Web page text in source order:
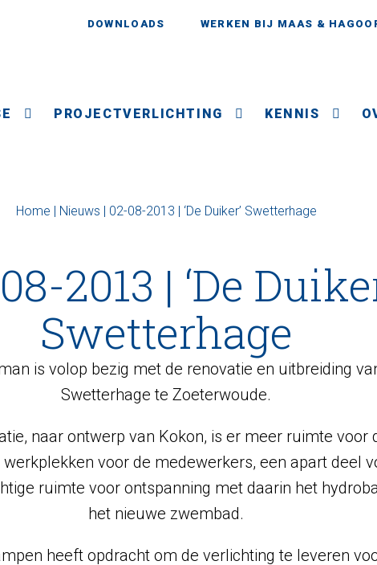
DOWNLOADS WERKEN BIJ MAAS &
PROJECTVERLICHTING KENNIS
Home Nieuws 02-08-2013 | ‘De Duiker’ Swetterhage
2013 | ‘De
Swetterhage
is volop bezig met de renovatie en uitbreiding van
Swetterhage te Zoeterwoude.
naar ontwerp van Kokon, is er meer ruimte voor
voor de medewerkers, een apart deel
ruimte voor ontspanning met daarin het
het nieuwe zwembad.
heeft opdracht om de verlichting te leveren